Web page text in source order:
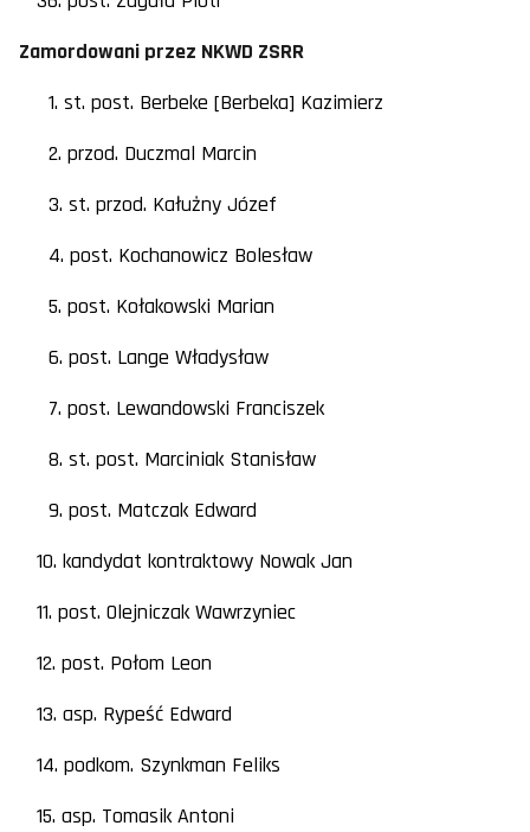
Zamordowani przez NKWD ZSRR
1. st. post. Berbeke [Berbeka] Kazimierz
2. przod. Duczmal Marcin
3. st. przod. Kałużny Józef
4. post. Kochanowicz Bolesław
5. post. Kołakowski Marian
6. post. Lange Władysław
7. post. Lewandowski Franciszek
8. st. post. Marciniak Stanisław
9. post. Matczak Edward
10. kandydat kontraktowy Nowak Jan
11. post. Olejniczak Wawrzyniec
12. post. Połom Leon
13. asp. Rypeść Edward
14. podkom. Szynkman Feliks
15. asp. Tomasik Antoni